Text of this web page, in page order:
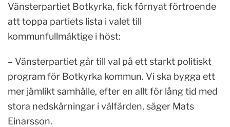
Vänsterpartiet Botkyrka, fick förnyat förtroende
att toppa partiets lista i valet till
kommunfullmäktige i höst:
– Vänsterpartiet går till val på ett starkt politiskt
program för Botkyrka kommun. Vi ska bygga ett
mer jämlikt samhälle, efter en allt för lång tid med
stora nedskärningar i välfärden, säger Mats
Einarsson.